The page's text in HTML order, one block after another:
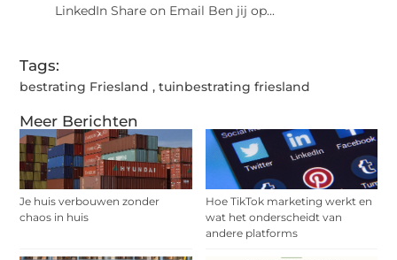
Meer Berichten
Je huis verbouwen zonder
chaos in huis
Hoe TikTok marketing werkt en
wat het onderscheidt van
andere platforms
LinkedIn Share on Email Ben jij op...
Tags:
bestrating Friesland ,tuinbestrating friesland